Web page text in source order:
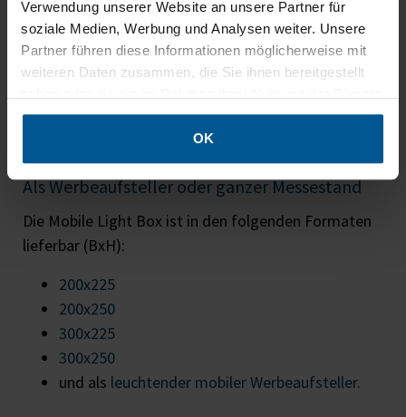
Verwendung unserer Website an unsere Partner für
soziale Medien, Werbung und Analysen weiter. Unsere
Partner führen diese Informationen möglicherweise mit
weiteren Daten zusammen, die Sie ihnen bereitgestellt
gesammelt haben.
OK
Als Werbeaufsteller oder ganzer Messestand
Die Mobile Light Box ist in den folgenden Formaten
lieferbar (BxH):
200x225
200x250
300x225
300x250
und als leuchtender mobiler Werbeaufsteller.